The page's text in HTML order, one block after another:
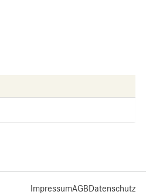
ImpressumAGBDatenschutz